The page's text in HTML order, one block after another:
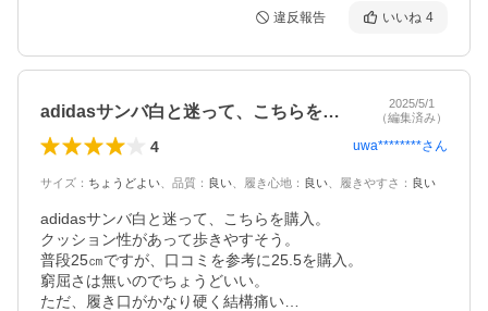
違反報告 いいね 4
adidasサンバ白と迷って、こちらを…
2025/5/1
（編集済み）
4 uwa********さん
サイズ ： ちょうどよい 品質 ： 良い 履き心地 ： 良い 履きやすさ ： 良い
adidasサンバ白と迷って、こちらを購入。
クッション性があって歩きやすそう。
普段25㎝ですが、口コミを参考に25.5を購入。
窮屈さは無いのでちょうどいい。
ただ、履き口がかなり硬く結構痛い…